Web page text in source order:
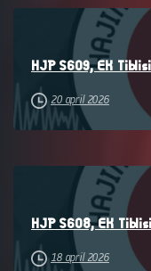
HJP S609, EK
20 april 2026
HJP S608, EK
18 april 2026